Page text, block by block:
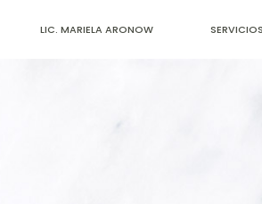
LIC. MARIELA ARONOW SERVICIOS